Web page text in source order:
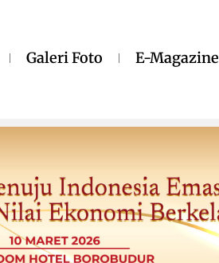
Galeri Foto E-Magazine